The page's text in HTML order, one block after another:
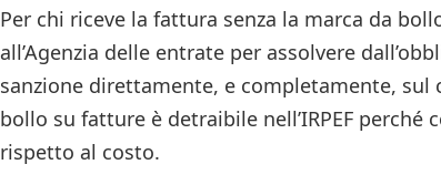
Per chi riceve la fattura senza la marca da
all’Agenzia delle entrate per assolvere
sanzione direttamente, e completamente, sul
bollo su fatture è detraibile nell’IRPEF perché
rispetto al costo.